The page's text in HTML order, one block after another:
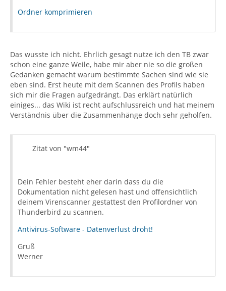
Ordner komprimieren
Das wusste ich nicht. Ehrlich gesagt nutze ich den TB zwar
schon eine ganze Weile, habe mir aber nie so die großen
Gedanken gemacht warum bestimmte Sachen sind wie sie
eben sind. Erst heute mit dem Scannen des Profils haben
sich mir die Fragen aufgedrängt. Das erklärt natürlich
einiges... das Wiki ist recht aufschlussreich und hat meinem
Verständnis über die Zusammenhänge doch sehr geholfen.
Zitat von "wm44"
Dein Fehler besteht eher darin dass du die
Dokumentation nicht gelesen hast und offensichtlich
deinem Virenscanner gestattest den Profilordner von
Thunderbird zu scannen.
Antivirus-Software - Datenverlust droht!
Gruß
Werner